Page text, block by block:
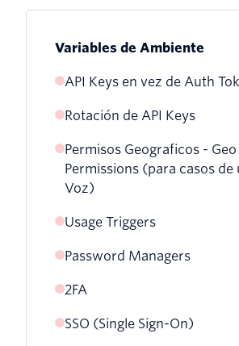
Variables de Ambiente
API Keys en vez de Auth
Rotación de API Keys
Permisos Geograficos - Geo
Permissions (para casos de
Voz)
Usage Triggers
Password Managers
2FA
SSO (Single Sign-On)